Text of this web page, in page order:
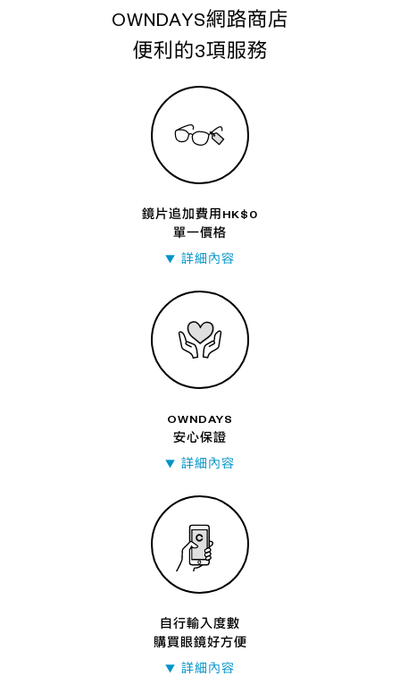
OWNDAYS網路商店
便利的3項服務
鏡片追加費用HK$0
單一價格
▼ 詳細內容
OWNDAYS
安心保證
▼ 詳細內容
自行輸入度數
購買眼鏡好方便
▼ 詳細內容